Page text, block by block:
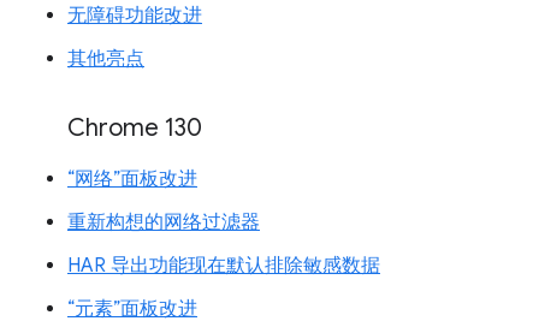
无障碍功能改进
其他亮点
Chrome 130
“网络”面板改进
重新构想的网络过滤器
HAR 导出功能现在默认排除敏感数据
“元素”面板改进